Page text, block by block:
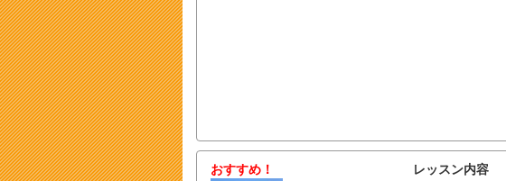
おすすめ！ レッスン内容